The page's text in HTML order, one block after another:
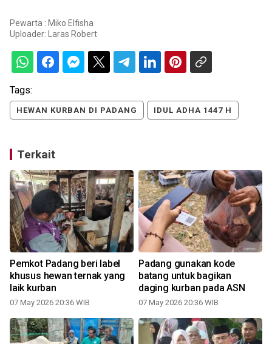
Pewarta : Miko Elfisha
Uploader:
Laras Robert
Tags:
HEWAN KURBAN DI PADANG IDUL ADHA 1447 H
Terkait
Pemkot Padang beri label
khusus hewan ternak yang
laik kurban
07 May 2026 20:36 WIB
Padang gunakan kode
batang untuk bagikan
daging kurban pada ASN
07 May 2026 20:36 WIB